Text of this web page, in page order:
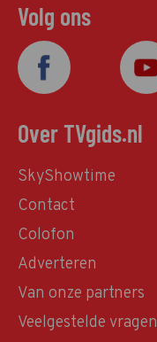
Volg ons
Over TVgids.nl
SkyShowtime
Contact
Colofon
Adverteren
Van onze partners
Veelgestelde vragen